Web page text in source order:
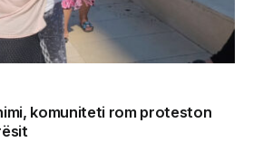
komuniteti rom proteston